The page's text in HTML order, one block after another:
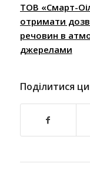
ТОВ «Смарт-
отримати
речовин в
джерелами
Поділитися